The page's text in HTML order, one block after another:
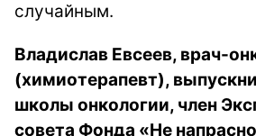
случайным.
Владислав Евсеев, врач-
(химиотерапевт),
школы онкологии, член
совета Фонда «Не